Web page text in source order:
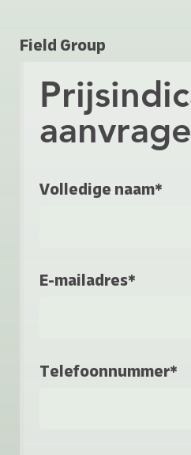
Field Group
Volledige naam*
E-mailadres*
Telefoonnummer*